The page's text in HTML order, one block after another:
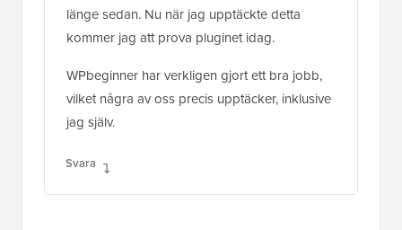
länge sedan. Nu när jag upptäckte detta
kommer jag att prova pluginet idag.
WPbeginner har verkligen gjort ett bra jobb,
vilket några av oss precis upptäcker, inklusive
jag själv.
Svara